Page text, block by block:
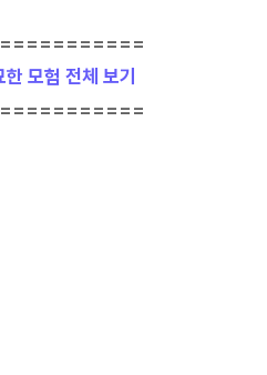
모험 전체 보기